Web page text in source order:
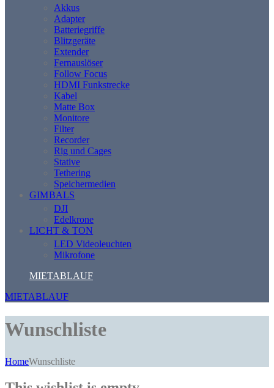
Akkus
Adapter
Batteriegriffe
Blitzgeräte
Extender
Fernauslöser
Follow Focus
HDMI Funkstrecke
Kabel
Matte Box
Monitore
Filter
Recorder
Rig und Cages
Stative
Tethering
Speichermedien
GIMBALS
DJI
Edelkrone
LICHT & TON
LED Videoleuchten
Mikrofone
MIETABLAUF
MIETABLAUF
Wunschliste
HomeWunschliste